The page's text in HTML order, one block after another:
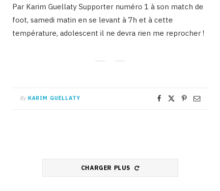
Par Karim Guellaty Supporter numéro 1 à son match de
foot, samedi matin en se levant à 7h et à cette
température, adolescent il ne devra rien me reprocher !
By KARIM GUELLATY
CHARGER PLUS